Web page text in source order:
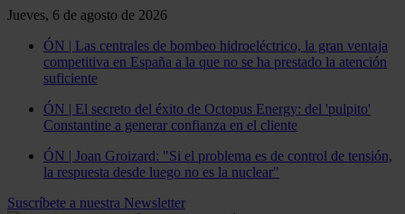
Jueves, 6 de agosto de 2026
ÓN | Las centrales de bombeo hidroeléctrico, la gran ventaja
competitiva en España a la que no se ha prestado la atención
suficiente
ÓN | El secreto del éxito de Octopus Energy: del 'pulpito'
Constantine a generar confianza en el cliente
ÓN | Joan Groizard: "Si el problema es de control de tensión,
la respuesta desde luego no es la nuclear"
Suscríbete a nuestra Newsletter